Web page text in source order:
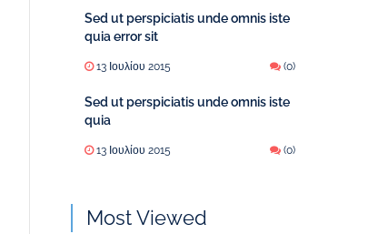
Sed ut perspiciatis unde omnis iste
quia error sit
13 Ιουλίου 2015 (0)
Sed ut perspiciatis unde omnis iste
quia
13 Ιουλίου 2015 (0)
Most Viewed